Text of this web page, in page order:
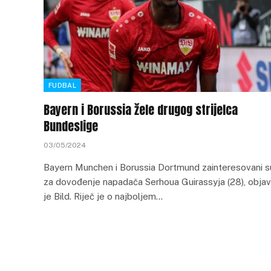
FUDBAL
Bayern i Borussia žele drugog strijelca
Bundeslige
03/05/2024
Bayern Munchen i Borussia Dortmund zainteresovani
za dovođenje napadača Serhoua Guirassyja (28),
je Bild. Riječ je o najboljem…